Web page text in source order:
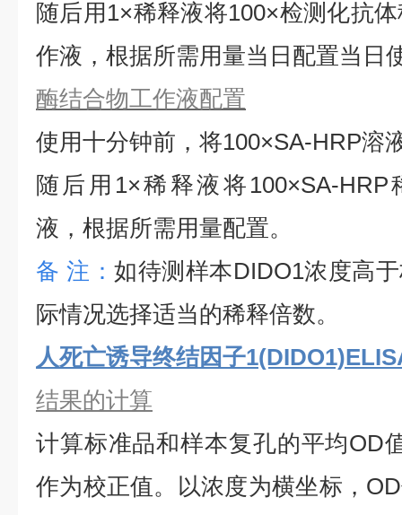
随后用1×稀释液将100×检测化抗
作液，根据所需用量当日配置当日
酶结合物工作液配置
使用十分钟前，将100×SA-HRP溶
随后用1×稀释液将100×SA-HRP
液，根据所需用量配置。
备 注：如待测样本DIDO1浓度高
际情况选择适当的稀释倍数。
人死亡诱导终结因子
结果的计算
计算标准品和样本复孔的平均OD
作为校正值。以浓度为横坐标，